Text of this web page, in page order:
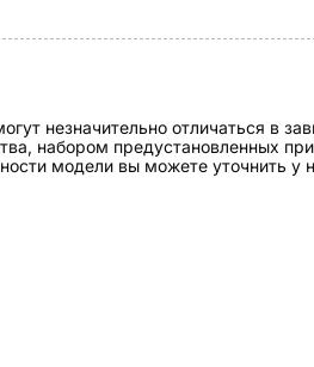
незначительно отличаться в
набором предустановленных
модели вы можете уточнить